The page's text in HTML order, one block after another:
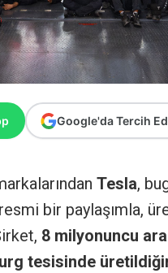
Google'da Tercih
Tesla,
bir paylaşımla,
8 milyonuncu
tesisinde